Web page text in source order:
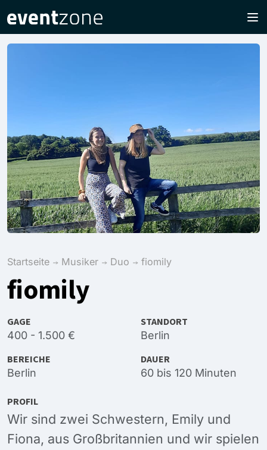
Startseite Musiker Duo fiomily
fiomily
GAGE
400 - 1.500 €
STANDORT
Berlin
BEREICHE
Berlin
DAUER
60 bis 120 Minuten
PROFIL
Wir sind zwei Schwestern, Emily und
Fiona, aus Großbritannien und wir spielen